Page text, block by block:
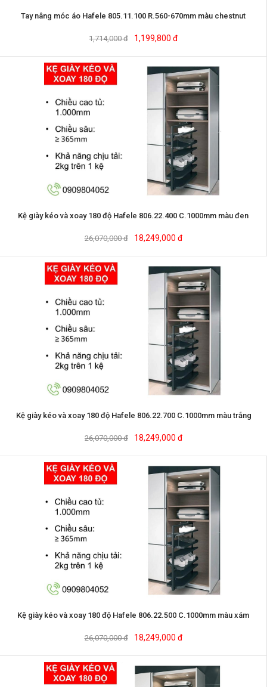
Tay nâng móc áo Hafele 805.11.100 R.560-670mm màu chestnut
1,714,000 đ 1,199,800 đ
Kệ giày kéo và xoay 180 độ Hafele 806.22.400 C.1000mm màu đen
26,070,000 đ 18,249,000 đ
Kệ giày kéo và xoay 180 độ Hafele 806.22.700 C.1000mm màu trắng
26,070,000 đ 18,249,000 đ
Kệ giày kéo và xoay 180 độ Hafele 806.22.500 C.1000mm màu xám
26,070,000 đ 18,249,000 đ